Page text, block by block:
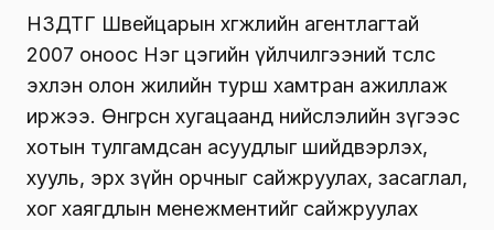
НЗДТГ Швейцарын хөгжлийн агентлагтай
2007 оноос Нэг цэгийн үйлчилгээний төслөөс
эхлэн олон жилийн турш хамтран ажиллаж
иржээ. Өнгөрсөн хугацаанд нийслэлийн зүгээс
хотын тулгамдсан асуудлыг шийдвэрлэх,
хууль, эрх зүйн орчныг сайжруулах, засаглал,
хог хаягдлын менежментийг сайжруулах